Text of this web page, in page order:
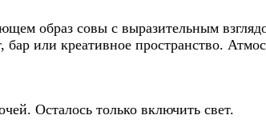
образ совы с выразительным
или креативное пространство.
Осталось только включить свет.